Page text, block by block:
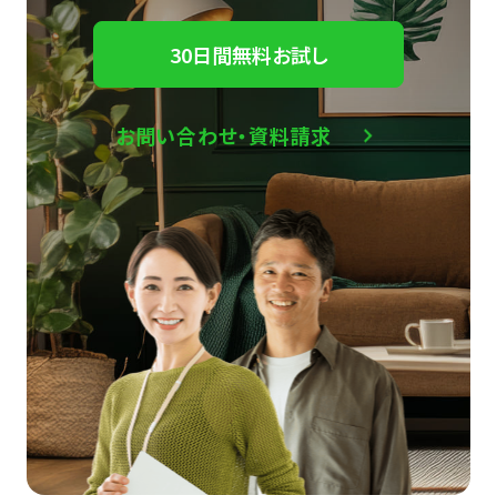
30日間無料お試し
お問い合わせ・資料請求